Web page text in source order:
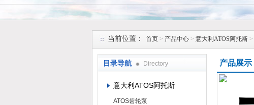
上海维特锐实业发展有限公司
当前位置： 首页 > 产品中心 > 意大利ATOS阿托斯 >
目录导航 Directory
意大利ATOS阿托斯
ATOS齿轮泵
产品展示